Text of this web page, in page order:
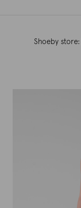
Shoeby store: